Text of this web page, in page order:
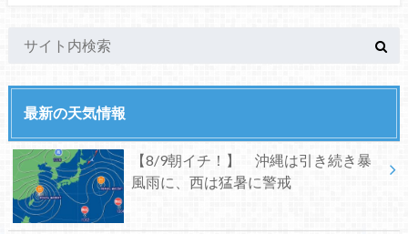
最新の天気情報
【8/9朝イチ！】 沖縄は引き続き暴
風雨に、西は猛暑に警戒